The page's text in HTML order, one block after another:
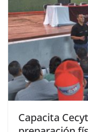
Capacita